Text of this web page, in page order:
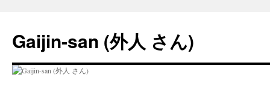
springen
Gaijin-san (外人 さん)